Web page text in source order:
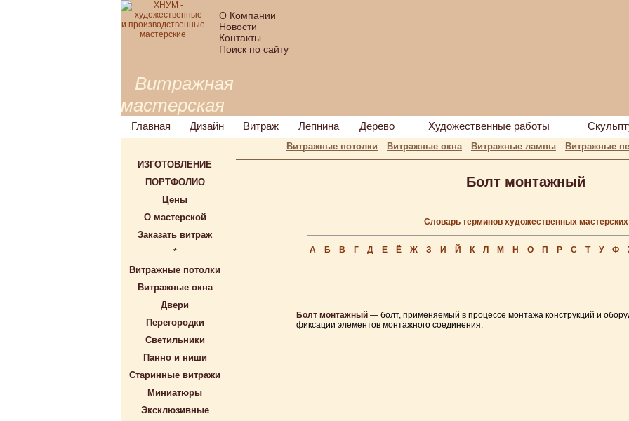
О Компании
Новости
Контакты
Поиск по сайту
Витражная
мастерская
Главная
Дизайн Витраж Лепнина Дерево Художественные работы
Витражные потолки Витражные окна Витражные лампы Витражные
ИЗГОТОВЛЕНИЕ
ПОРТФОЛИО
Цены
О мастерской
Заказать витраж
*
Витражные потолки
Витражные окна
Двери
Перегородки
Светильники
Панно и ниши
Старинные витражи
Миниатюры
Эксклюзивные
Болт монтажный
Словарь терминов художественных мастерских
А Б В Г Д Е Ё Ж З И Й К Л М Н О П Р С Т У Ф
Болт монтажный — болт, применяемый в процессе монтажа конструкций и
фиксации элементов монтажного соединения.